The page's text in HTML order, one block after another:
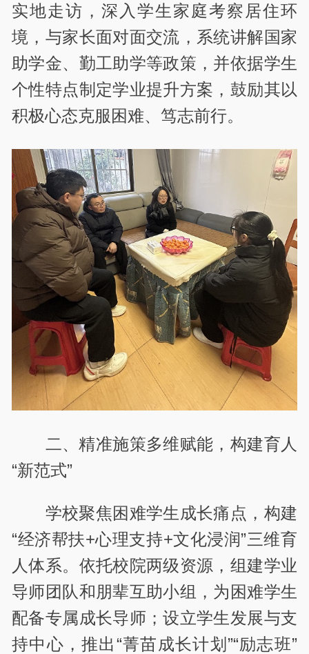
实地走访，深入学生家庭考察居住环
境，与家长面对面交流，系统讲解国家
助学金、勤工助学等政策，并依据学生
个性特点制定学业提升方案，鼓励其以
积极心态克服困难、笃志前行。
二、精准施策多维赋能，构建育人
“新范式”
学校聚焦困难学生成长痛点，构建
“经济帮扶+心理支持+文化浸润”三维育
人体系。依托校院两级资源，组建学业
导师团队和朋辈互助小组，为困难学生
配备专属成长导师；设立学生发展与支
持中心，推出“菁苗成长计划”“励志班”